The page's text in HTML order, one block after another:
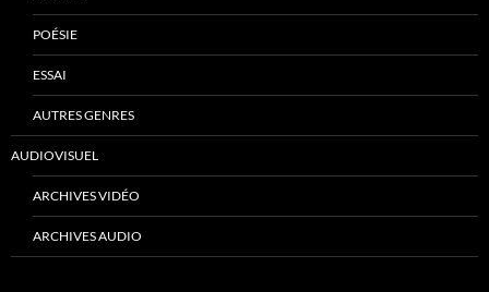
POÉSIE
ESSAI
AUTRES GENRES
AUDIOVISUEL
ARCHIVES VIDÉO
ARCHIVES AUDIO